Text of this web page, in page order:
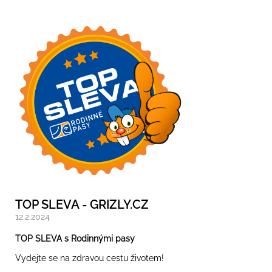
TOP SLEVA - GRIZLY.CZ
12.2.2024
TOP SLEVA s Rodinnými pasy
Vydejte se na zdravou cestu životem!